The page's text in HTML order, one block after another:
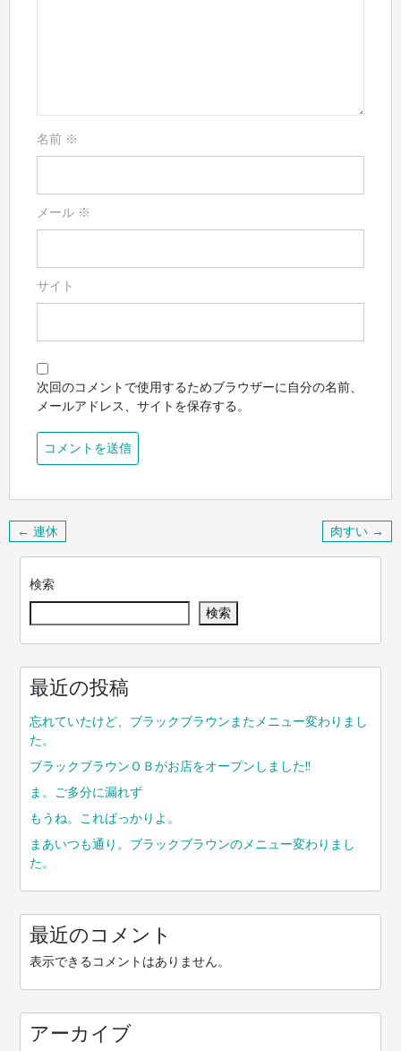
名前 ※
メール ※
サイト
次回のコメントで使用するためブラウザーに自分の名前、
メールアドレス、サイトを保存する。
投
稿
ー
シ
← 連休 肉すい →
検索
検索
最近の投稿
忘れていたけど、ブラックブラウンまたメニュー変わりまし
た。
ブラックブラウンＯＢがお店をオープンしました!!
ま。ご多分に漏れず
もうね。こればっかりよ。
まあいつも通り。ブラックブラウンのメニュー変わりまし
た。
最近のコメント
表示できるコメントはありません。
アーカイブ